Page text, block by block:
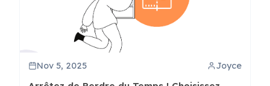
Nov 5, 2025 Joyce